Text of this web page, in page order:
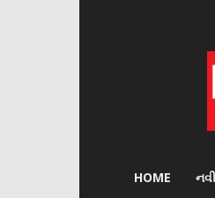
HOME